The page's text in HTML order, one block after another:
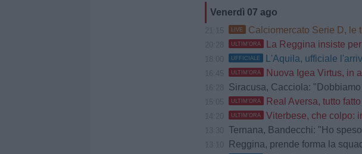
Venerdì 07 ago
LIVE Calciomercato Serie D, le
ULTIM'ORA La Reggina insiste per
UFFICIALE L'Aquila, ufficiale
ULTIM'ORA Nuova Igea Virtus, in
Siracusa, Cacciola: "Dobbiamo guardare avanti, non
ULTIM'ORA Real Aversa, tutto fatto
ULTIM'ORA Viterbese, che colpo: in
Ternana, Bandecchi: "Ho speso 1
Reggina, prende forma la